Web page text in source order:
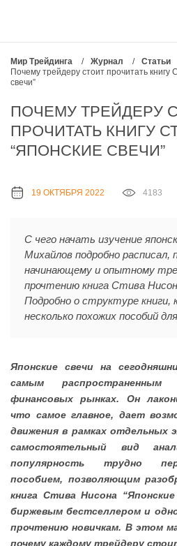
Мир Трейдинга / Журнал / Статьи
Почему трейдеру стоит прочитать книгу
свечи”
ПОЧЕМУ ТРЕЙДЕРУ
ПРОЧИТАТЬ КНИГУ
“ЯПОНСКИЕ СВЕЧИ”
19 ОКТЯБРЯ 2022 4183
С чего начать изучение
Михайлов подробно расписал,
начинающему и опытному
прочтению книга Стива
Подробно о структуре книги,
несколько похожих пособий
Японские свечи на
самым
финансовых рынках. Он
что самое главное, дает
движения в рамках отдельных
самостоятельный вид
популярность трудно
пособием, позволяющим
книга Стива Нисона
биржевым бестселлером и
прочтению новичкам. В этом
почему каждому трейдеру